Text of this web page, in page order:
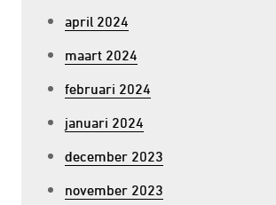
april 2024
maart 2024
februari 2024
januari 2024
december 2023
november 2023